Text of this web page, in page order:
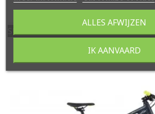
ALLES AFWIJZEN
IK AANVAARD